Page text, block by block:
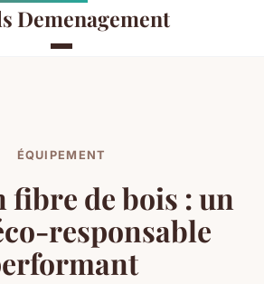
Demenagement
ÉQUIPEMENT
fibre de bois : un
responsable